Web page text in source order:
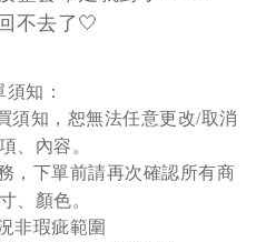
不去了🤍
須知：
須知，恕無法任意更改/取消
、內容。
，下單前請再次確認所有商
、顏色。
非瑕疵範圍